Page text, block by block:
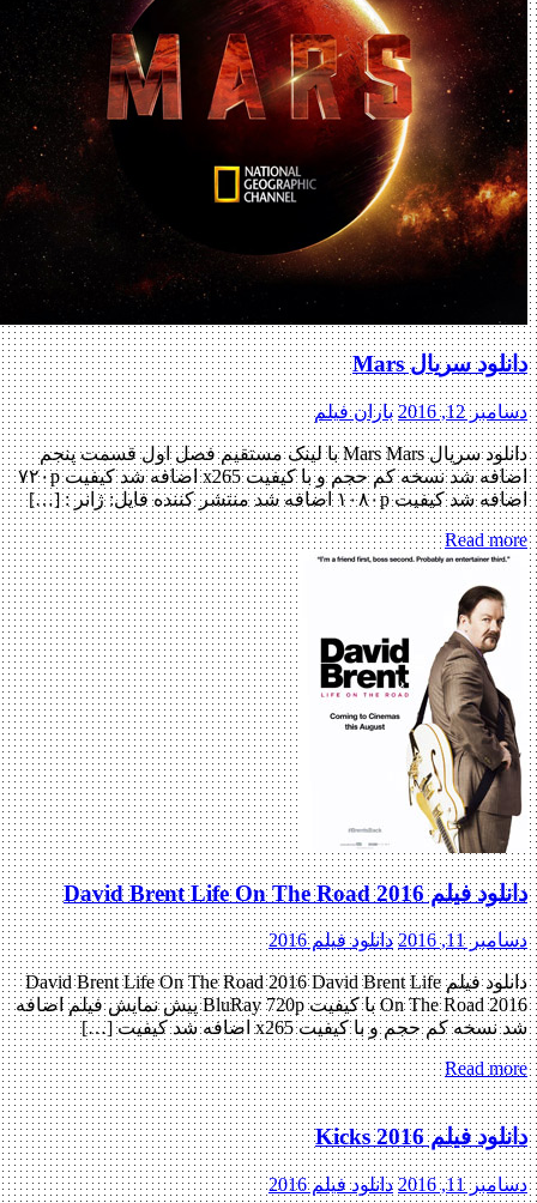
دانلود سریال Mars
دسامبر 12, 2016 باران فیلم
دانلود سریال Mars Mars با لینک مستقیم فصل اول قسمت پنجم
اضافه شد نسخه کم حجم و با کیفیت x265 اضافه شد کیفیت ۷۲۰p
اضافه شد کیفیت ۱۰۸۰p اضافه شد منتشر کننده فایل: ژانر : […]
Read more
دانلود فیلم David Brent Life On The Road 2016
دسامبر 11, 2016 دانلود فیلم 2016
دانلود فیلم David Brent Life On The Road 2016 David Brent Life
On The Road 2016 با کیفیت BluRay 720p پیش نمایش فیلم اضافه
شد نسخه کم حجم و با کیفیت x265 اضافه شد کیفیت […]
Read more
دانلود فیلم Kicks 2016
دسامبر 11, 2016 دانلود فیلم 2016